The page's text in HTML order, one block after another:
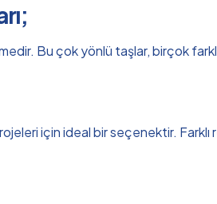
Bu çok yönlü taşlar, birçok
için ideal bir seçenektir.